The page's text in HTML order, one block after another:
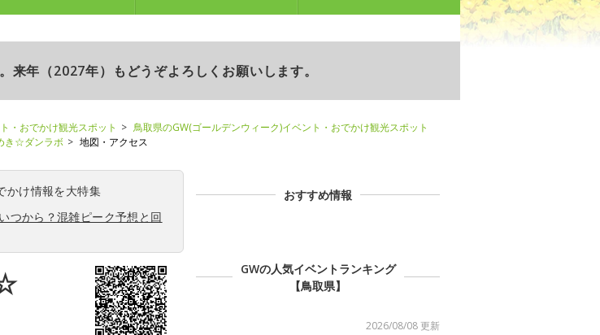
来年（2027年）もどうぞよろしくお願いします。
・おでかけ観光スポット
鳥取県のGW(ゴールデンウィーク)イベント・おでかけ観光スポット
き☆ダンラボ 地図・アクセス
かけ情報を大特集
つから？混雑ピーク予想と回
おすすめ情報
GWの人気イベントランキング
【鳥取県】
2026/08/08 更新